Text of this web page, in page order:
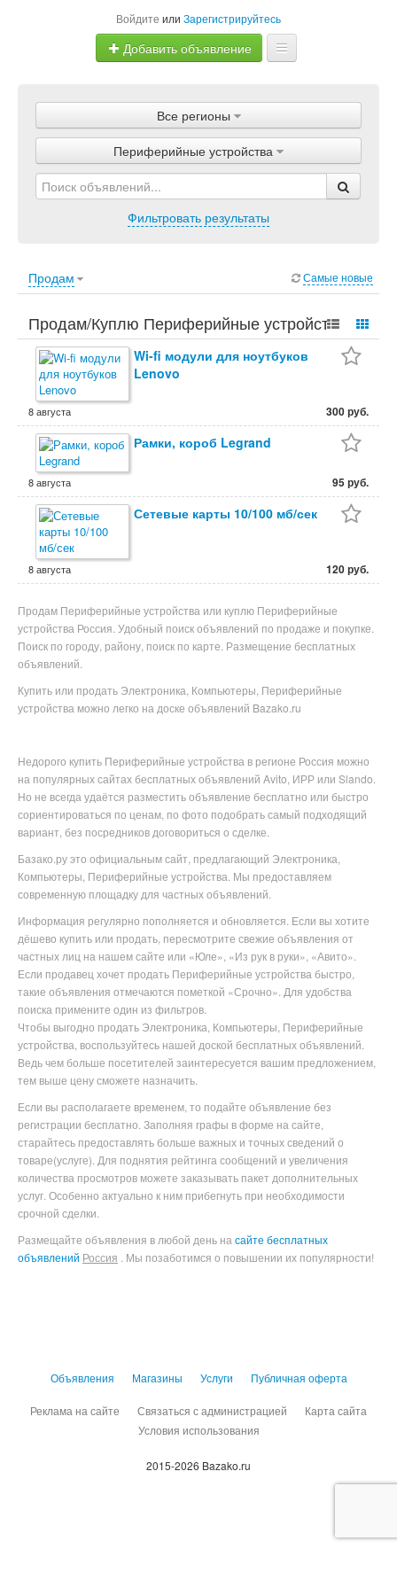
Войдите или Зарегистрируйтесь
Добавить объявление
Объявления
Магазины
Услуги
Все регионы
Периферийные устройства
Фильтровать результаты
Продам Самые новые
Продам/Куплю Периферийные устройства.
Электроника, Компьютеры, Периферийные
устройства.
Wi-fi модули для ноутбуков
Lenovo
8 августа 300 руб.
Рамки, короб Legrand
8 августа 95 руб.
Сетевые карты 10/100 мб/сек
8 августа 120 руб.
Продам Периферийные устройства или куплю Периферийные
устройства Россия. Удобный поиск объявлений по продаже и покупке.
Поиск по городу, району, поиск по карте. Размещение бесплатных
объявлений.
Купить или продать Электроника, Компьютеры, Периферийные
устройства можно легко на доске объявлений Bazako.ru
Недорого купить Периферийные устройства в регионе Россия можно
на популярныхсайтах бесплатных объявлений Avito, ИРР или Slando.
Но не всегда удаётся разместить объявление бесплатно или быстро
сориентироваться по ценам, по фото подобрать самый подходящий
вариант, без посредников договориться о сделке.
Базако.ру это официальным сайт, предлагающий Электроника,
Компьютеры, Периферийные устройства. Мы предоставляем
современную площадку для частных объявлений.
Информация регулярно пополняется и обновляется. Если вы хотите
дёшево купить или продать, пересмотрите свежие объявления от
частных лиц на нашем сайте или «Юле», «Из рук в руки», «Авито».
Если продавец хочет продать Периферийные устройства быстро,
такие объявления отмечаются пометкой «Срочно». Для удобства
поиска примените один из фильтров.
Чтобы выгодно продать Электроника, Компьютеры, Периферийные
устройства , воспользуйтесь нашей доской бесплатных объявлений.
Ведь чем больше посетителей заинтересуется вашим предложением,
тем выше цену сможете назначить.
Если вы располагаете временем, то подайте объявление без
регистрации бесплатно. Заполняя графы в форме на сайте,
старайтесь предоставлять больше важных и точных сведений о
товаре(услуге). Для поднятия рейтинга сообщений и увеличения
количества просмотров можете заказывать пакет дополнительных
услуг. Особенно актуально к ним прибегнуть при необходимости
срочной сделки.
Размещайте объявления в любой день на сайте бесплатных
объявлений Россия . Мы позаботимся о повышении их популярности!
Объявления Магазины Услуги Публичная оферта
Реклама на сайте Связаться с администрацией
Карта сайта
Условия использования
2015-2026 Bazako.ru